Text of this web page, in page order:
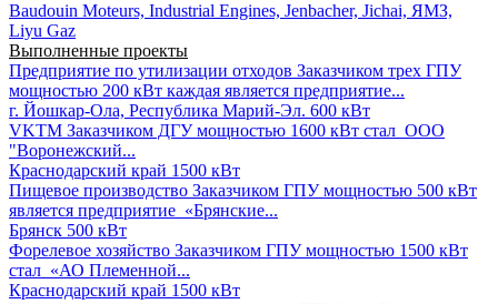
Baudouin Moteurs, Industrial Engines, Jenbacher, Jichai, ЯМЗ,
Liyu Gaz
Выполненные проекты
Предприятие по утилизации отходов Заказчиком трех ГПУ
мощностью 200 кВт каждая является предприятие...
г. Йошкар-Ола, Республика Марий-Эл. 600 кВт
VKTM Заказчиком ДГУ мощностью 1600 кВт стал ООО
"Воронежский...
Краснодарский край 1500 кВт
Пищевое производство Заказчиком ГПУ мощностью 500 кВт
является предприятие «Брянские...
Брянск 500 кВт
Форелевое хозяйство Заказчиком ГПУ мощностью 1500 кВт
стал «АО Племенной...
Краснодарский край 1500 кВт